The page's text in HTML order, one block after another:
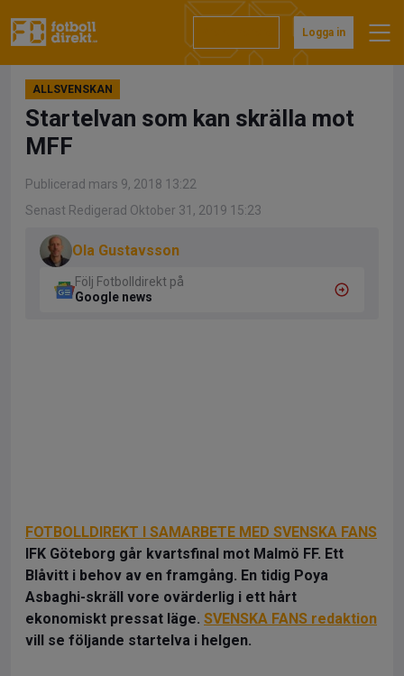
till
Logga in
ALLSVENSKAN
Startelvan som kan skrälla mot
MFF
Publicerad mars 9, 2018 13:22
Senast Redigerad Oktober 31, 2019 15:23
Ola Gustavsson
Följ Fotbolldirekt på
Google news
FOTBOLLDIREKT I SAMARBETE MED SVENSKA FANS
IFK Göteborg går kvartsfinal mot Malmö FF. Ett
Blåvitt i behov av en framgång. En tidig Poya
Asbaghi-skräll vore ovärderlig i ett hårt
ekonomiskt pressat läge. SVENSKA FANS redaktion
vill se följande startelva i helgen.